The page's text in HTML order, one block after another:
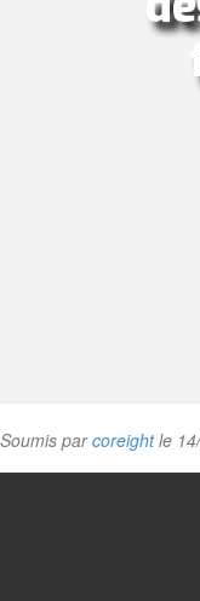
Soumis parcoreightle